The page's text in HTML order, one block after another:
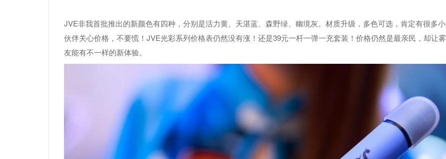
JVE非我首批推出的新颜色有四种，分别是活力黄、天湛蓝、森野绿、幽境灰。材质升级，多色可选，肯定有很多小
伙伴关心价格，不要慌！JVE光彩系列价格表仍然没有涨！还是39元一杆一弹一充套装！价格仍然是最亲民，却让雾
友能有不一样的新体验。